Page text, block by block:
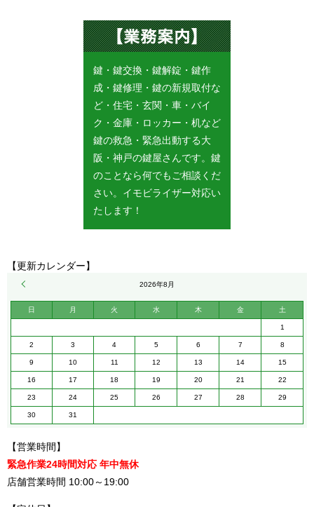
鍵・鍵交換・鍵解錠・鍵作
成・鍵修理・鍵の新規取付な
ど・住宅・玄関・車・バイ
ク・金庫・ロッカー・机など
鍵の救急・緊急出動する大
阪・神戸の鍵屋さんです。鍵
のことなら何でもご相談くだ
さい。イモビライザー対応い
たします！
【更新カレンダー】
2026年8月
日 月 火 水 木 金 土
1
2 3 4 5 6 7 8
9 10 11 12 13 14 15
16 17 18 19 20 21 22
23 24 25 26 27 28 29
30 31
【営業時間】
緊急作業24時間対応 年中無休
店舗営業時間 10:00～19:00